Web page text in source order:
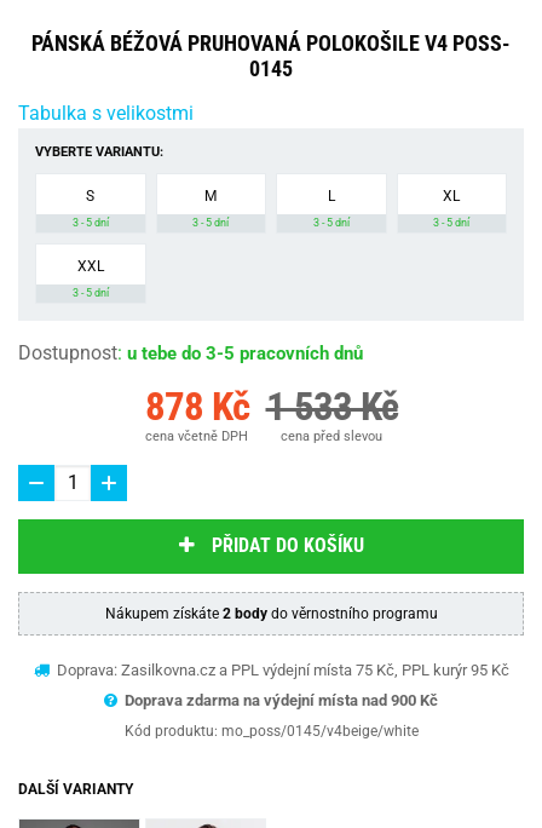
PÁNSKÁ BÉŽOVÁ PRUHOVANÁ POLOKOŠILE V4 POSS-
0145
Tabulka s velikostmi
VYBERTE VARIANTU:
S
3 - 5 dní
M
3 - 5 dní
L
3 - 5 dní
XL
3 - 5 dní
XXL
3 - 5 dní
Dostupnost: u tebe do 3-5 pracovních dnů
878 Kč
cena včetně DPH
1 533 Kč
cena před slevou
PŘIDAT DO KOŠÍKU
Nákupem získáte 2 bodydo věrnostního programu
Doprava: Zasilkovna.cz a PPL výdejní místa 75 Kč, PPL kurýr 95 Kč
Doprava zdarma na výdejní místa nad 900 Kč
Kód produktu: mo_poss/0145/v4beige/white
DALŠÍ VARIANTY